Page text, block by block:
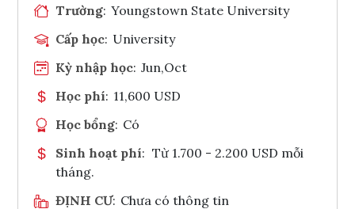
Trường: Youngstown State University
Cấp học: University
Kỳ nhập học: Jun,Oct
Học phí: 11,600 USD
Học bổng: Có
Sinh hoạt phí: Từ 1.700 - 2.200 USD mỗi
tháng.
ĐỊNH CƯ: Chưa có thông tin